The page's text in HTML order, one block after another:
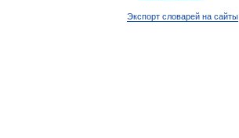
Экспорт словарей на сайты